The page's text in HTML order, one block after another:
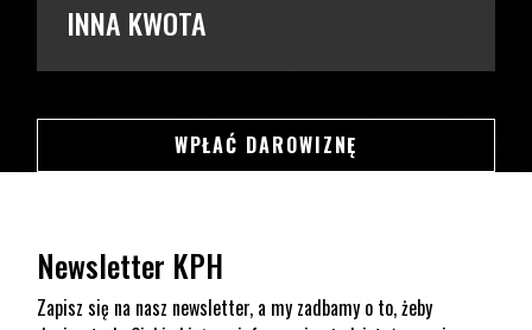
INNA KWOTA
WPŁAĆ DAROWIZNĘ
Newsletter KPH
Zapisz się na nasz newsletter, a my zadbamy o to, żeby